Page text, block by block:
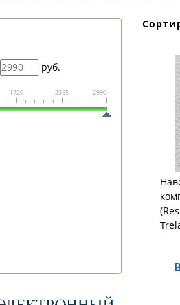
руб.
1720 2355 2990